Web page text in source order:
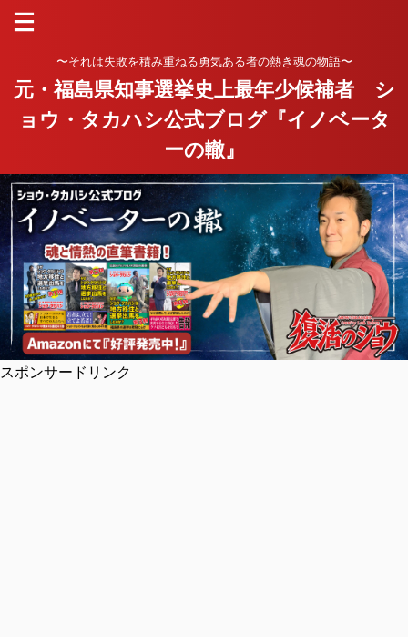
〜それは失敗を積み重ねる勇気ある者の熱き魂の物語〜
元・福島県知事選挙史上最年少候補者 シ
ョウ・タカハシ公式ブログ『イノベータ
ーの轍』
スポンサードリンク